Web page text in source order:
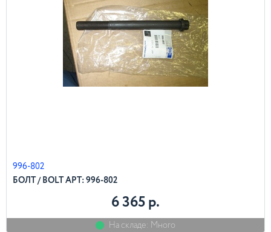
996-802
БОЛТ / BOLT АРТ: 996-802
6 365 р.
На складе: Много